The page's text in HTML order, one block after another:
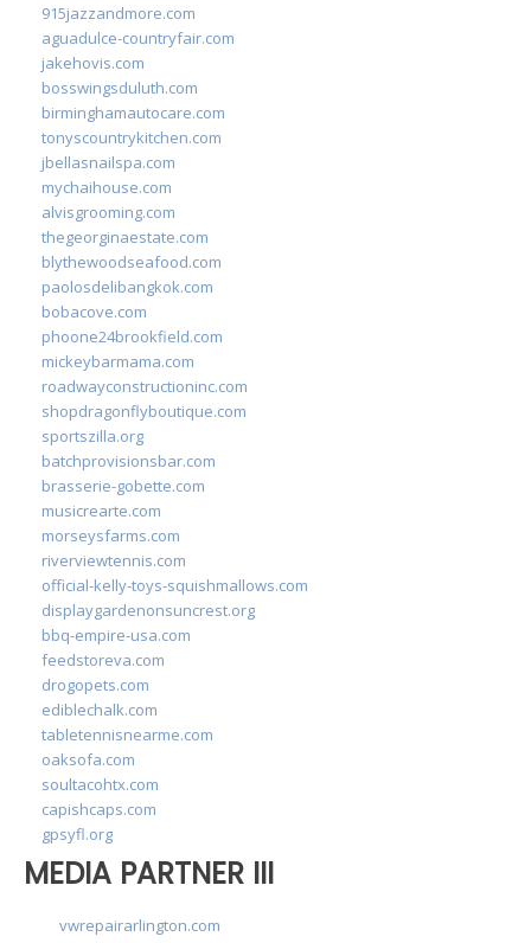
915jazzandmore.com
aguadulce-countryfair.com
jakehovis.com
bosswingsduluth.com
birminghamautocare.com
tonyscountrykitchen.com
jbellasnailspa.com
mychaihouse.com
alvisgrooming.com
thegeorginaestate.com
blythewoodseafood.com
paolosdelibangkok.com
bobacove.com
phoone24brookfield.com
mickeybarmama.com
roadwayconstructioninc.com
shopdragonflyboutique.com
sportszilla.org
batchprovisionsbar.com
brasserie-gobette.com
musicrearte.com
morseysfarms.com
riverviewtennis.com
official-kelly-toys-squishmallows.com
displaygardenonsuncrest.org
bbq-empire-usa.com
feedstoreva.com
drogopets.com
ediblechalk.com
tabletennisnearme.com
oaksofa.com
soultacohtx.com
capishcaps.com
gpsyfl.org
MEDIA PARTNER III
vwrepairarlington.com